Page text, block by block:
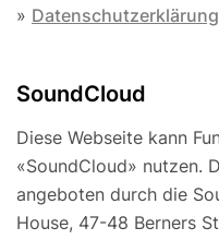
» Datenschutzerklärung
SoundCloud
Diese Webseite kann
«SoundCloud» nutzen.
angeboten durch die
House, 47-48 Berners